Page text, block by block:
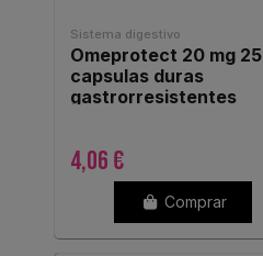
Sistema digestivo
Omeprotect 20 mg 25
capsulas duras
gastrorresistentes
4,06 €
Comprar